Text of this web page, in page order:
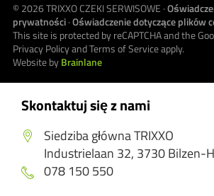
Skontaktuj się z nami
Siedziba główna TRIXXO
Industrielaan 32, 3730 Bilzen-
078 150 550
© 2026TRIXXO CZEKI SERWISOWE ·
prywatności·Oświadczenie dotyczące plików
This site is protected by reCAPTCHA and the
Privacy PolicyandTerms of Serviceapply.
Website byBrainlane